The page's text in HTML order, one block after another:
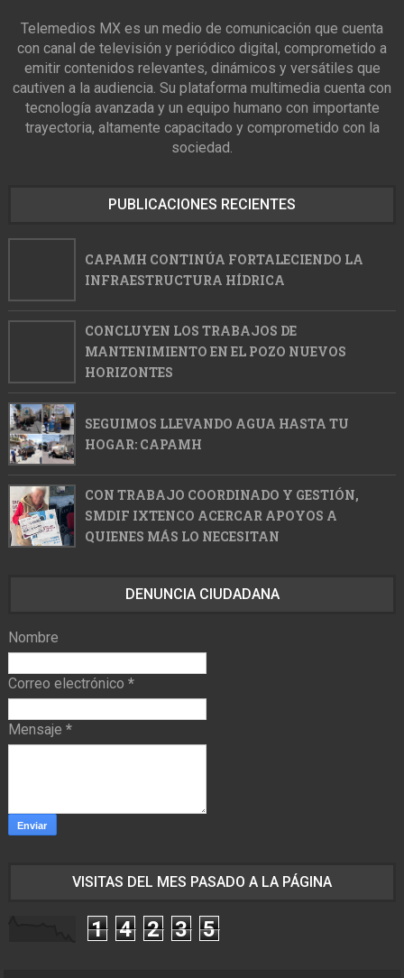
Telemedios MX es un medio de comunicación que cuenta
con canal de televisión y periódico digital, comprometido a
emitir contenidos relevantes, dinámicos y versátiles que
cautiven a la audiencia. Su plataforma multimedia cuenta con
tecnología avanzada y un equipo humano con importante
trayectoria, altamente capacitado y comprometido con la
sociedad.
PUBLICACIONES RECIENTES
CAPAMH CONTINÚA FORTALECIENDO LA
INFRAESTRUCTURA HÍDRICA
CONCLUYEN LOS TRABAJOS DE
MANTENIMIENTO EN EL POZO NUEVOS
HORIZONTES
SEGUIMOS LLEVANDO AGUA HASTA TU
HOGAR: CAPAMH
CON TRABAJO COORDINADO Y GESTIÓN,
SMDIF IXTENCO ACERCAR APOYOS A
QUIENES MÁS LO NECESITAN
DENUNCIA CIUDADANA
Nombre
Correo electrónico *
Mensaje *
VISITAS DEL MES PASADO A LA PÁGINA
1 4 2 3 5